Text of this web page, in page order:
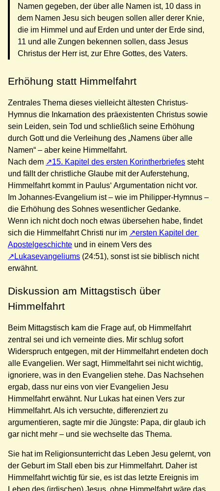
Namen gegeben, der über alle Namen ist, 10 dass in
dem Namen Jesu sich beugen sollen aller derer Knie,
die im Himmel und auf Erden und unter der Erde sind,
11 und alle Zungen bekennen sollen, dass Jesus
Christus der Herr ist, zur Ehre Gottes, des Vaters.
Erhöhung statt Himmelfahrt
Zentrales Thema dieses vielleicht ältesten Christus-
Hymnus die Inkarnation des präexistenten Christus sowie
sein Leiden, sein Tod und schließlich seine Erhöhung
durch Gott und die Verleihung des „Namens über alle
Namen“ – aber keine Himmelfahrt.
Nach dem
15. Kapitel des ersten Korintherbriefes steht
und fällt der christliche Glaube mit der Auferstehung,
Himmelfahrt kommt in Paulus‘ Argumentation nicht vor.
Im Johannes-Evangelium ist – wie im Philipper-Hymnus –
die Erhöhung des Sohnes wesentlicher Gedanke.
Wenn ich nicht doch noch etwas übersehen habe, findet
sich die Himmelfahrt Christi nur im
ersten Kapitel der
Apostelgeschichte und in einem Vers des
Lukasevangeliums (24:51), sonst ist sie biblisch nicht
erwähnt.
Diskussion am Mittagstisch über
Himmelfahrt
Beim Mittagstisch kam die Frage auf, ob Himmelfahrt
zentral sei und ich verneinte dies. Mir schlug sofort
Widerspruch entgegen, mit der Himmelfahrt endeten doch
alle Evangelien. Wer sagt, Himmelfahrt sei nicht wichtig,
ignoriere, was in den Evangelien stehe. Das Nachsehen
ergab, dass nur eins von vier Evangelien Jesu
Himmelfahrt erwähnt. Nur Lukas hat einen Vers zur
Himmelfahrt. Als ich versuchte, differenziert zu
argumentieren, sagte mir die Jüngste: Papa, dir glaub ich
gar nicht mehr – und sie wechselte das Thema.
Sie hat im Religionsunterricht das Leben Jesu gelernt, von
der Geburt im Stall eben bis zur Himmelfahrt. Daher ist
Himmelfahrt wichtig für sie, es ist das letzte Ereignis im
Leben des (irdischen) Jesus, ohne Himmelfahrt wäre das